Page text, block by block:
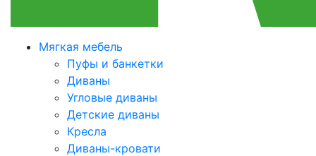
Мягкая мебель
Пуфы и банкетки
Диваны
Угловые диваны
Детские диваны
Кресла
Диваны-кровати